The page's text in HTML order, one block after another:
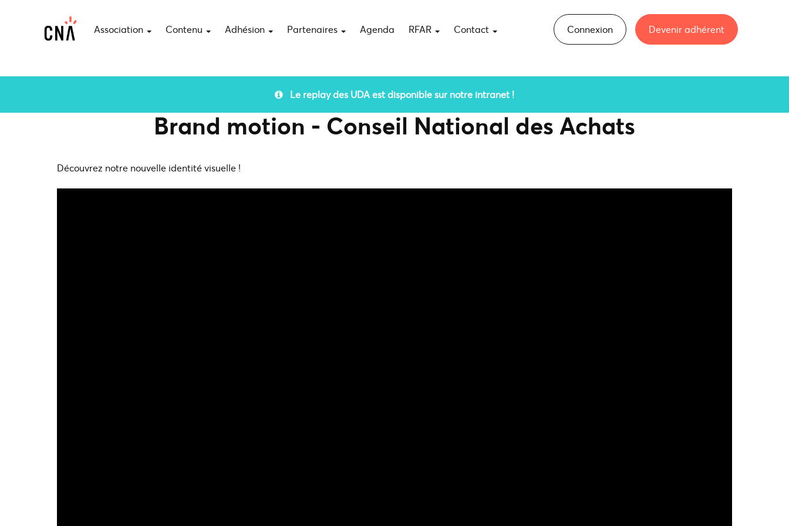
Association Contenu Adhésion Partenaires Agenda RFAR Contact Connexion Devenir adhérent
Le replay des UDA est disponible sur notre intranet !
Brand motion - Conseil National des Achats
Découvrez notre nouvelle identité visuelle !